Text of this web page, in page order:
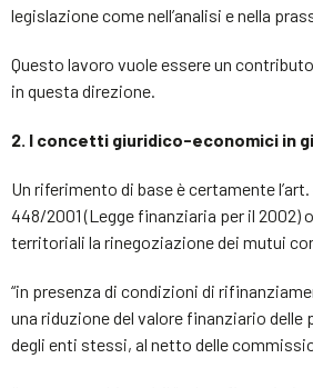
legislazione come nell’analisi e nella
Questo lavoro vuole essere un
in questa direzione.
2. I concetti giuridico-economici in
Un riferimento di base è certamente l’art.
448/2001 (Legge finanziaria per il 2002)
territoriali la rinegoziazione dei mutui
“in presenza di condizioni di
una riduzione del valore finanziario
degli enti stessi, al netto delle